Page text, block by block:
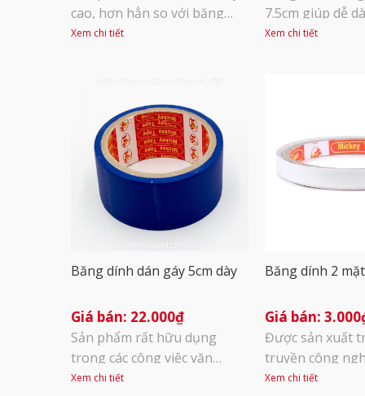
cao, hơn hẳn so với băng
dính xốp vàng, dùng được
nhiều điều kiện nhiệt độ
khác nhau từ 3 -120 độ.
Băng dính xốp đen có thể
dùng để dán các công trình
trong nhà, [...]
Xem chi tiết
7.5cm giúp dễ
dính khi cần
bìa, gáy sách,
bài ngiên cứu,
Xem chi tiết
Băng dính dán gáy 5cm dày
22.000₫
Sản phẩm rất hữu dụng
trong các công việc văn
phòng như đóng gáy sổ
Xem chi tiết
Băng dính 2
3.000
Được sản xuất
truyền công
với kỹ thuật cắt,
Xem chi tiết